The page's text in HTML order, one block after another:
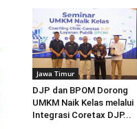
Jawa Timur
DJP dan BPOM Dorong
UMKM Naik Kelas melalui
Integrasi Coretax DJP...